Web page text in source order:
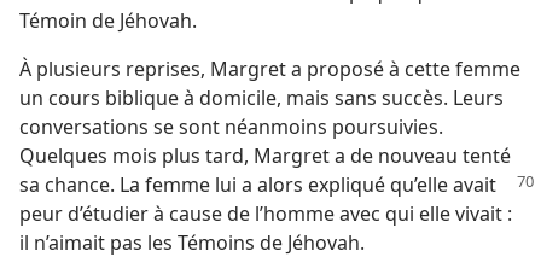
Témoin de Jéhovah.
À plusieurs reprises, Margret a proposé à cette femme
un cours biblique à domicile, mais sans succès. Leurs
conversations se sont néanmoins poursuivies.
Quelques mois plus tard, Margret a de nouveau tenté
sa chance. La femme lui a alors expliqué qu’elle avait
peur d’étudier à cause de l’homme avec qui elle vivait :
il n’aimait pas les Témoins de Jéhovah.